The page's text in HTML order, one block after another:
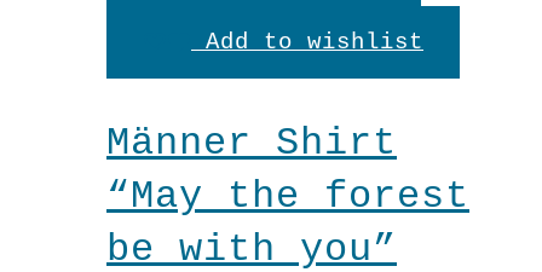
Shirt
"Optimismus"
Menge
In den Warenkorb
Produkt
weist
auf.
Add to wishlist
Männer Shirt
“May the forest
be with you”